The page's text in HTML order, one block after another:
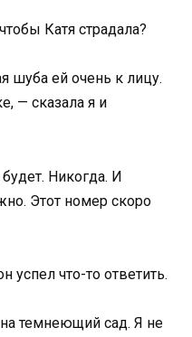
Катя страдала?
шуба ей очень к лицу.
— сказала я и
Никогда. И
Этот номер скоро
успел что-то ответить.
темнеющий сад. Я не